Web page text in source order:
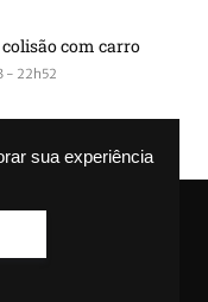
sua experiência
com carro
- 22h52
reservados.